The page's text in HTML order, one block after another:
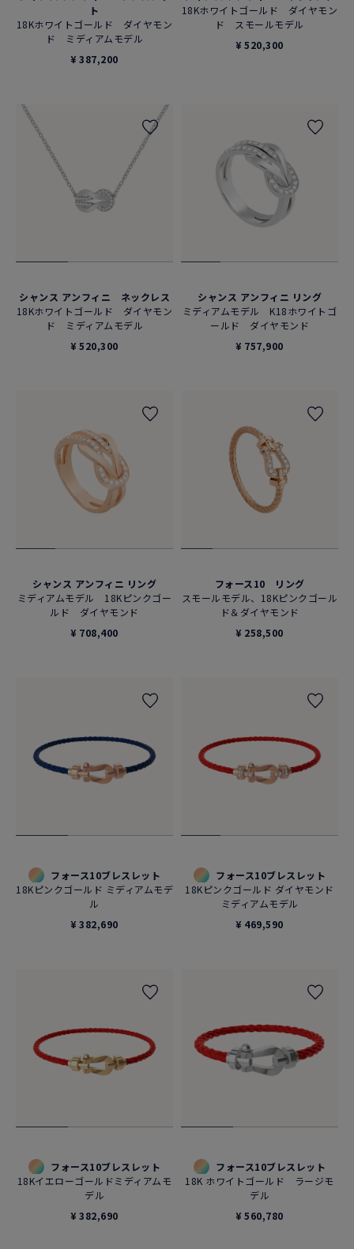
ト
18Kホワイトゴールド ダイヤモン
ド ミディアムモデル
¥ 387,200
18Kホワイトゴールド ダイヤモン
ド スモールモデル
¥ 520,300
シャンス アンフィニ ネックレス
18Kホワイトゴールド ダイヤモン
ド ミディアムモデル
¥ 520,300
シャンス アンフィニ リング
ミディアムモデル K18ホワイトゴ
ールド ダイヤモンド
¥ 757,900
シャンス アンフィニ リング
ミディアムモデル 18Kピンクゴー
ルド ダイヤモンド
¥ 708,400
フォース10 リング
スモールモデル、18Kピンクゴール
ド＆ダイヤモンド
¥ 258,500
フォース10ブレスレット
18Kピンクゴールド ミディアムモデ
ル
¥ 382,690
フォース10ブレスレット
18Kピンクゴールド ダイヤモンド
ミディアムモデル
¥ 469,590
フォース10ブレスレット
18Kイエローゴールドミディアムモ
デル
¥ 382,690
フォース10ブレスレット
18K ホワイトゴールド ラージモ
デル
¥ 560,780